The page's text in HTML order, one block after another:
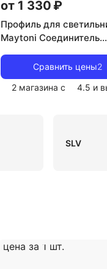
от 1 330 ₽
Профиль для
Maytoni Соединитель
Сравнить цены2
2 магазина с
4.5 и
SLV